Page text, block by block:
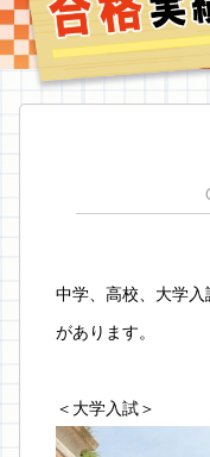
中学、高校、大学
があります。
＜大学入試＞